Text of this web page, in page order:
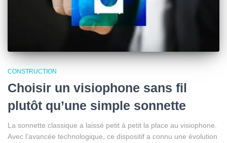
CONSTRUCTION
Choisir un visiophone sans fil
plutôt qu’une simple sonnette
La sonnette classique a laissé petit à petit la place au visiophone.
Avec l’avancée technologique, ce dispositif a connu une évolution